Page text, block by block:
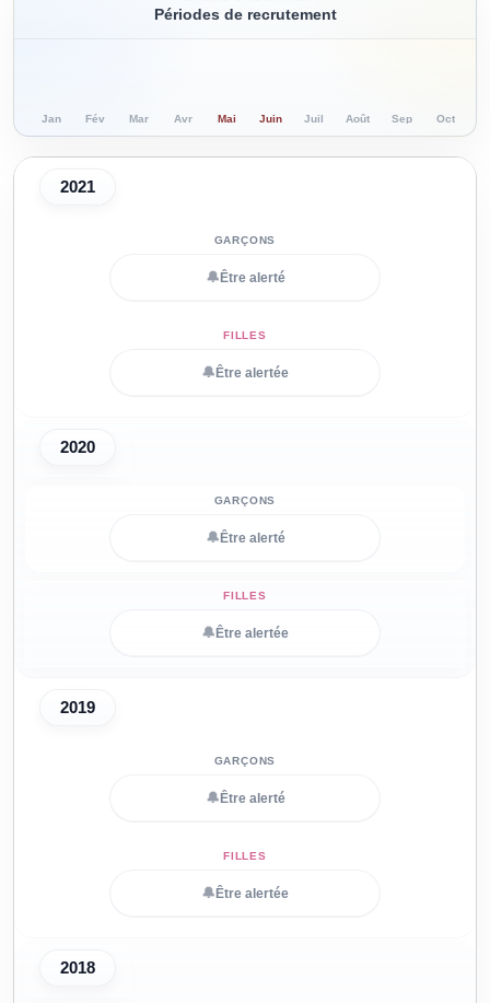
Périodes de recrutement
Jan Fév Mar Avr Mai Juin Juil Août Sep Oct
2021
🔔 Être alerté
🔔 Être alertée
2020
🔔 Être alerté
🔔 Être alertée
2019
🔔 Être alerté
🔔 Être alertée
2018